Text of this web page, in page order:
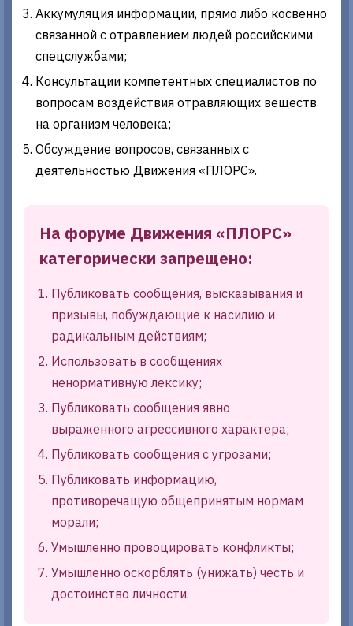
Аккумуляция информации, прямо либо косвенно
связанной с отравлением людей российскими
спецслужбами;
Консультации компетентных специалистов по
вопросам воздействия отравляющих веществ
на организм человека;
Обсуждение вопросов, связанных с
деятельностью Движения «ПЛОРС».
На форуме Движения «ПЛОРС»
категорически запрещено:
Публиковать сообщения, высказывания и
призывы, побуждающие к насилию и
радикальным действиям;
Использовать в сообщениях
ненормативную лексику;
Публиковать сообщения явно
выраженного агрессивного характера;
Публиковать сообщения с угрозами;
Публиковать информацию,
противоречащую общепринятым нормам
морали;
Умышленно провоцировать конфликты;
Умышленно оскорблять (унижать) честь и
достоинство личности.